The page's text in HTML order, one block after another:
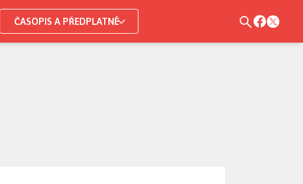
ČASOPIS A PŘEDPLATNÉ